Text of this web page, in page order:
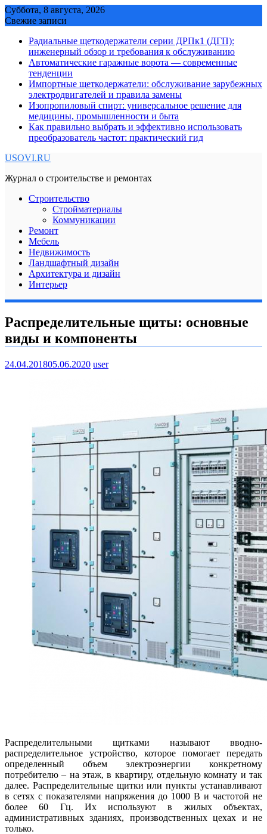
Skip
to
Суббота, 8 августа, 2026
Свежие записи
Радиальные щеткодержатели серии ДРПк1 (ДГП):
инженерный обзор и требования к обслуживанию
Автоматические гаражные ворота — современные
тенденции
Импортные щеткодержатели: обслуживание зарубежных
электродвигателей и правила замены
Изопропиловый спирт: универсальное решение для
медицины, промышленности и быта
Как правильно выбрать и эффективно использовать
преобразователь частот: практический гид
USOVI.RU
Журнал о строительстве и ремонтах
Строительство
Стройматериалы
Коммуникации
Ремонт
Мебель
Недвижимость
Ландшафтный дизайн
Архитектура и дизайн
Интерьер
Распределительные щиты: основные
виды и компоненты
24.04.201805.06.2020 user
Распределительными щитками называют вводно-
распределительное устройство, которое помогает передать
определенный объем электроэнергии конкретному
потребителю – на этаж, в квартиру, отдельную комнату и так
далее. Распределительные щитки или пункты устанавливают
в сетях с показателями напряжения до 1000 В и частотой не
более 60 Гц. Их используют в жилых объектах,
административных зданиях, производственных цехах и не
только.